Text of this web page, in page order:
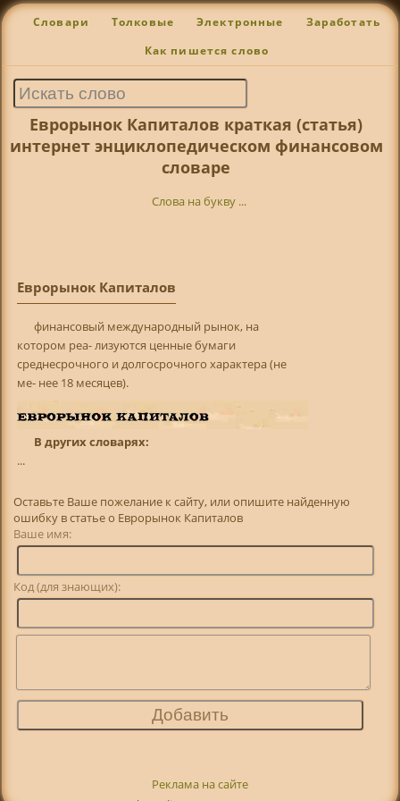
Словари Толковые Электронные Заработать
Как пишется слово
Еврорынок Капиталов краткая (статья)
интернет энциклопедическом финансовом
словаре
Слова на букву ...
Еврорынок Капиталов
финансовый международный рынок, на
котором реа- лизуются ценные бумаги
среднесрочного и долгосрочного характера (не
ме- нее 18 месяцев).
В других словарях:
...
Оставьте Ваше пожелание к сайту, или опишите найденную
ошибку в статье о Еврорынок Капиталов
Ваше имя:
Код (для знающих):
Реклама на сайте